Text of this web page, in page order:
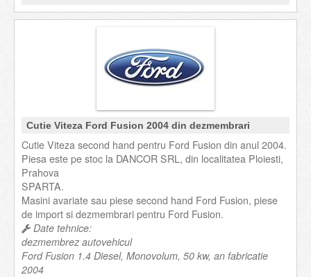
Cutie Viteza Ford Fusion 2004 din dezmembrari
Cutie Viteza second hand pentru Ford Fusion din anul 2004.
Piesa este pe stoc la DANCOR SRL, din localitatea Ploiesti,
Prahova
SPARTA.
Masini avariate sau piese second hand Ford Fusion, piese
de import si dezmembrari pentru Ford Fusion.
Date tehnice:
dezmembrez autovehicul
Ford Fusion 1.4 Diesel, Monovolum, 50 kw, an fabricatie
2004